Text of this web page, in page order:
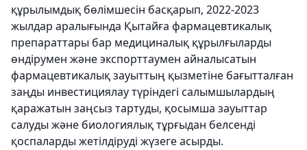
құрылымдық бөлімшесін басқарып, 2022-2023
жылдар аралығында Қытайға фармацевтикалық
препараттары бар медициналық құрылғыларды
өндірумен және экспорттаумен айналысатын
фармацевтикалық зауыттың қызметіне бағытталған
заңды инвестициялау түріндегі салымшылардың
қаражатын заңсыз тартуды, қосымша зауыттар
салуды және биологиялық тұрғыдан белсенді
қоспаларды жетілдіруді жүзеге асырды.